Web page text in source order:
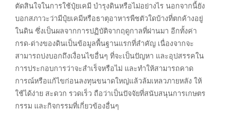
ตัดสินใจในการใช้ปุ๋ยเคมี บำรุงดินหรือไม่อย่างไร นอกจากนี้ยัง
บอกสภาวะว่ามีปุ๋ยเคมีหรือธาตุอาหารพืชตัวใดบ้างที่ตกค้างอยู่
ในดิน ซึ่งเป็นผลจากการปฏิบัติจากฤดูกาลที่ผ่านมา อีกทั้งค่า
กรด-ด่างของดินเป็นข้อมูลพื้นฐานแรกที่สำคัญ เนื่องจากจะ
สามารถบ่งบอกถึงเงื่อนไขอื่นๆ ที่จะเป็นปัญหา และอุปสรรคใน
การประกอบการว่าจะสำเร็จหรือไม่ และทำให้สามารถคาด
การณ์หรือแก้ไขก่อนลงทุนขนาดใหญ่แล้วล้มเหลวภายหลัง ให้
ใช้ได้ง่าย สะดวก รวดเร็ว ถือว่าเป็นปัจจัยที่สนับสนุนการเกษตร
กรรม และกิจกรรมที่เกี่ยวข้องอื่นๆ